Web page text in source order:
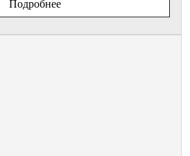
Подробнее